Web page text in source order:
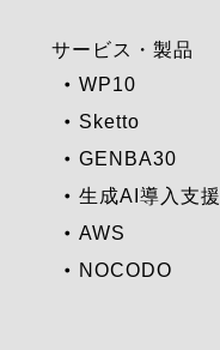
サービス・製品
WP10
Sketto
GENBA30
生成AI導入支援
AWS
NOCODO